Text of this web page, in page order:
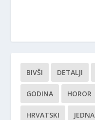
BIVŠI DETALJI
GODINA HOROR
HRVATSKI JEDNA